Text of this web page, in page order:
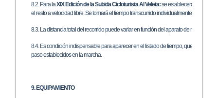
8.2. Para laXIX Edición de la Subida Cicloturista Al Veleta:se establecerá un
el resto a velocidad libre. Se tomará el tiempo transcurrido individualmente,
8.3. La distancia total del recorrido puede variar en función del aparato de medida de
8.4. Es condición indispensable para aparecer en el listado de tiempo, que el
paso establecidos en la marcha.
9. EQUIPAMIENTO